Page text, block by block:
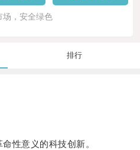
场，安全绿色
排行
意义的科技创新。